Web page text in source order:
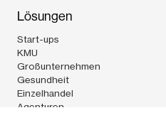
Lösungen
Start-ups
KMU
Großunternehmen
Gesundheit
Einzelhandel
Agenturen